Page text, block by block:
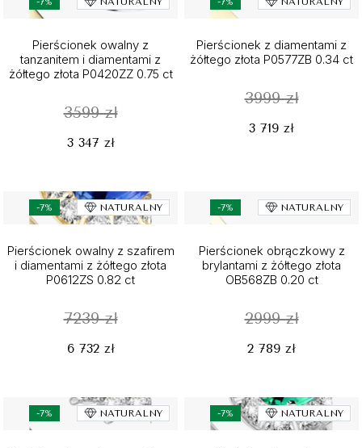
Pierścionek owalny z
tanzanitem i diamentami z
żółtego złota P0420ZZ 0.75 ct
3599 zł
3 347 zł
Pierścionek z diamentami z
żółtego złota P0577ZB 0.34 ct
3999 zł
3 719 zł
-7% NATURALNY
Pierścionek owalny z szafirem
i diamentami z żółtego złota
P0612ZS 0.82 ct
7239 zł
6 732 zł
-7% NATURALNY
Pierścionek obrączkowy z
brylantami z żółtego złota
OB568ZB 0.20 ct
2999 zł
2 789 zł
-7% NATURALNY -7% NATURALNY